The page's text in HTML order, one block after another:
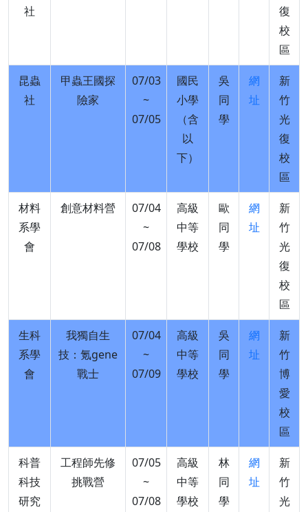
社
復
校
區
昆蟲
社
甲蟲王國探
險家
07/03
~
07/05
國民
小學
（含
以
下）
吳
同
學
網
址
新
竹
光
復
校
區
材料
系學
會
創意材料營
07/04
~
07/08
高級
中等
學校
歐
同
學
網
址
新
竹
光
復
校
區
生科
系學
會
我獨自生
技：氪gene
戰士
07/04
~
07/09
高級
中等
學校
吳
同
學
網
址
新
竹
博
愛
校
區
科普
科技
研究
工程師先修
挑戰營
07/05
~
07/08
高級
中等
學校
林
同
學
網
址
新
竹
光